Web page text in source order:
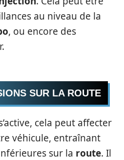
au niveau de la
, ou encore des
SUR LA ROUTE
cela peut affecter
véhicule, entraînant
sur la route. Il